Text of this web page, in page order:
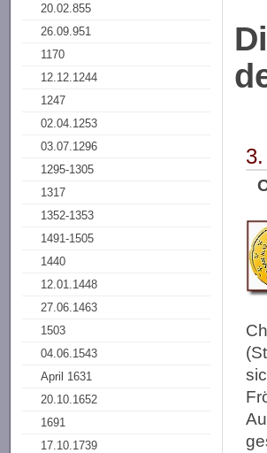
20.02.855
26.09.951
1170
12.12.1244
1247
02.04.1253
03.07.1296
1295-1305
1317
1352-1353
1491-1505
1440
12.01.1448
27.06.1463
1503
04.06.1543
April 1631
20.10.1652
1691
17.10.1739